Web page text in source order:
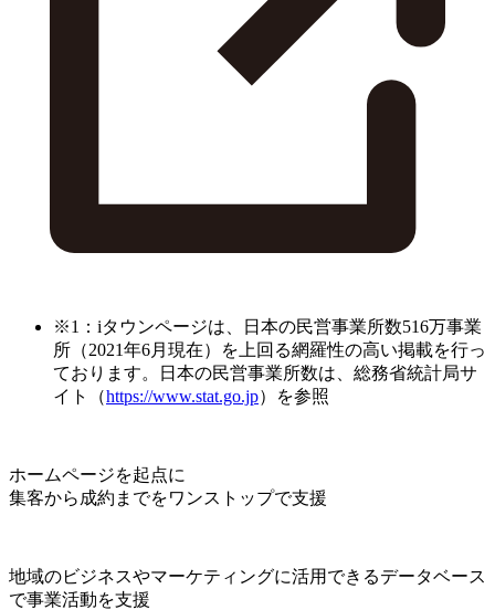
※1：iタウンページは、日本の民営事業所数516万事業
所（2021年6月現在）を上回る網羅性の高い掲載を行っ
ております。日本の民営事業所数は、総務省統計局サ
イト（https://www.stat.go.jp）を参照
ホームページを起点に
集客から成約までをワンストップで支援
地域のビジネスやマーケティングに活用できるデータベース
で事業活動を支援